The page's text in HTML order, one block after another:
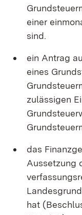
einer
sind.
ein Antrag
eines
zulässigen
das
Aussetzung
hat